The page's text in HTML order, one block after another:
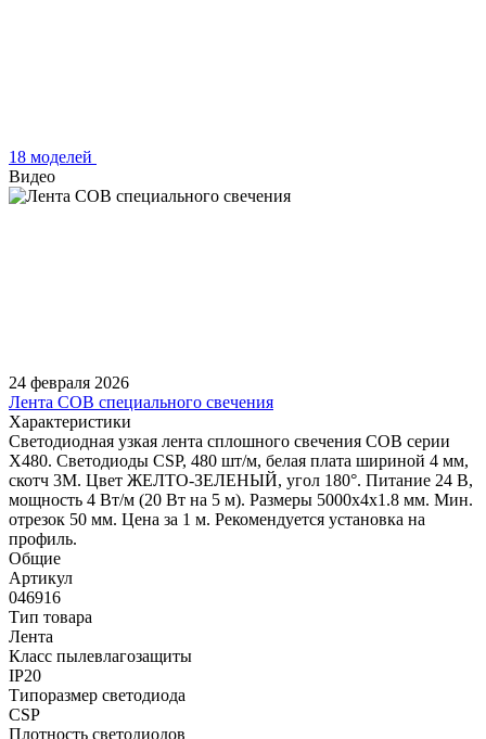
18 моделей
Видео
24 февраля 2026
Лента COB специального свечения
Характеристики
Светодиодная узкая лента сплошного свечения COB серии
X480. Светодиоды CSP, 480 шт/м, белая плата шириной 4 мм,
скотч 3M. Цвет ЖЕЛТО-ЗЕЛЕНЫЙ, угол 180°. Питание 24 В,
мощность 4 Вт/м (20 Вт на 5 м). Размеры 5000х4х1.8 мм. Мин.
отрезок 50 мм. Цена за 1 м. Рекомендуется установка на
профиль.
Общие
Артикул
046916
Тип товара
Лента
Класс пылевлагозащиты
IP20
Типоразмер светодиода
CSP
Плотность светодиодов